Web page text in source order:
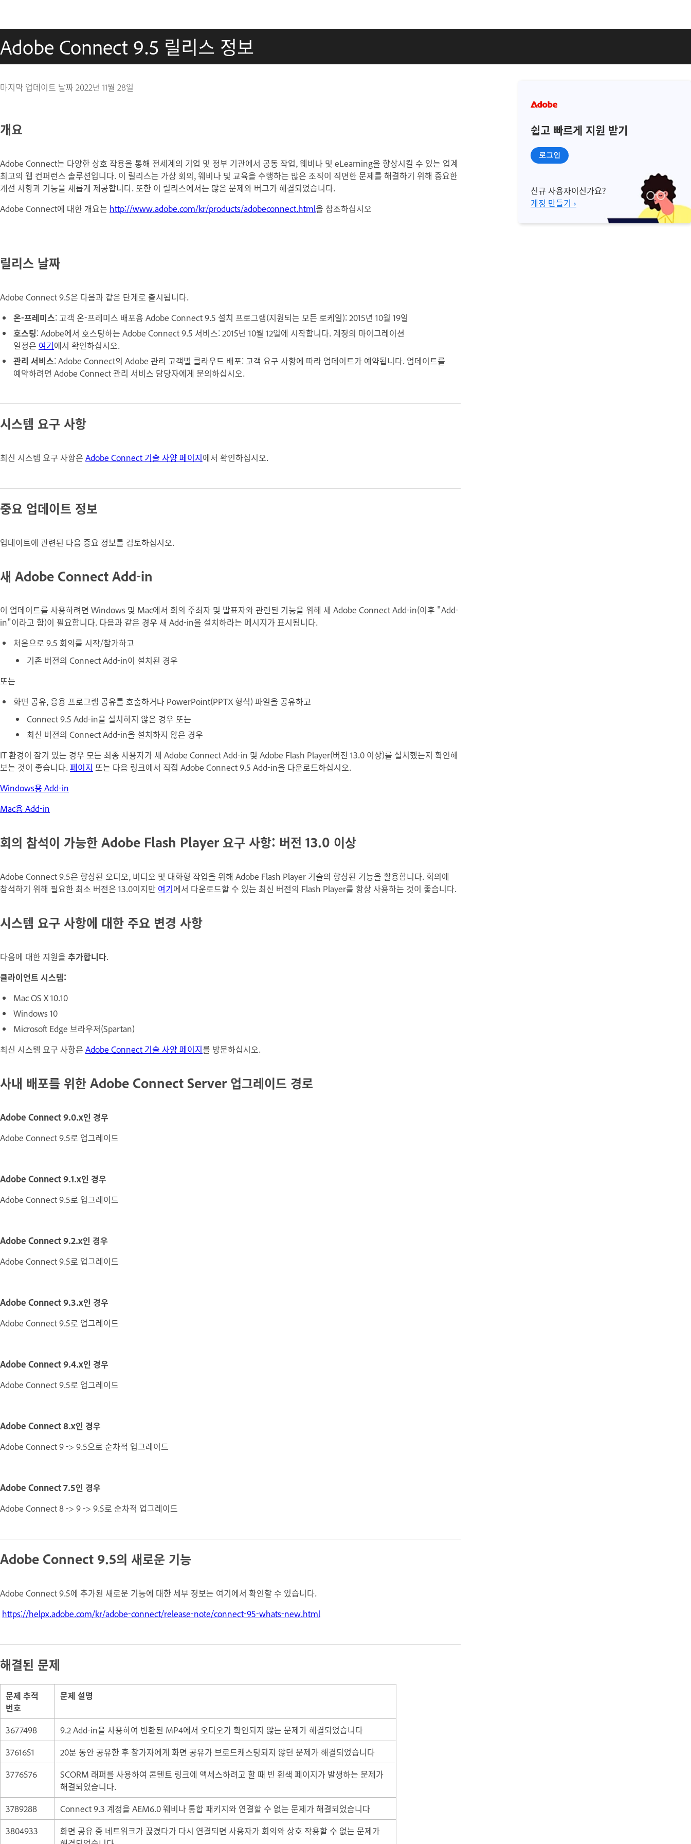
Adobe Connect 9.5 릴리스 정보
마지막 업데이트 날짜2022년 11월 28일
개요
Adobe Connect는 다양한 상호 작용을 통해 전세계의 기업 및 정부 기관에서 공동 작업, 웨비나 및 eLearning을 향상시킬 수 있는 업계
최고의 웹 컨퍼런스 솔루션입니다. 이 릴리스는 가상 회의, 웨비나 및 교육을 수행하는 많은 조직이 직면한 문제를 해결하기 위해 중요한
개선 사항과 기능을 새롭게 제공합니다. 또한 이 릴리스에서는 많은 문제와 버그가 해결되었습니다.
Adobe Connect에 대한 개요는 http://www.adobe.com/kr/products/adobeconnect.html을 참조하십시오
릴리스 날짜
Adobe Connect 9.5은 다음과 같은 단계로 출시됩니다.
온-프레미스: 고객 온-프레미스 배포용 Adobe Connect 9.5 설치 프로그램(지원되는 모든 로케일): 2015년 10월 19일
호스팅: Adobe에서 호스팅하는 Adobe Connect 9.5 서비스: 2015년 10월 12일에 시작합니다. 계정의 마이그레이션
일정은 여기에서 확인하십시오.
관리 서비스: Adobe Connect의 Adobe 관리 고객별 클라우드 배포: 고객 요구 사항에 따라 업데이트가 예약됩니다. 업데이트를
예약하려면 Adobe Connect 관리 서비스 담당자에게 문의하십시오.
시스템 요구 사항
최신 시스템 요구 사항은 Adobe Connect 기술 사양 페이지에서 확인하십시오.
중요 업데이트 정보
업데이트에 관련된 다음 중요 정보를 검토하십시오.
새 Adobe Connect Add-in
이 업데이트를 사용하려면 Windows 및 Mac에서 회의 주최자 및 발표자와 관련된 기능을 위해 새 Adobe Connect Add-in(이후 "Add-
in"이라고 함)이 필요합니다. 다음과 같은 경우 새 Add-in을 설치하라는 메시지가 표시됩니다.
처음으로 9.5 회의를 시작/참가하고
기존 버전의 Connect Add-in이 설치된 경우
또는
화면 공유, 응용 프로그램 공유를 호출하거나 PowerPoint(PPTX 형식) 파일을 공유하고
Connect 9.5 Add-in을 설치하지 않은 경우 또는
최신 버전의 Connect Add-in을 설치하지 않은 경우
IT 환경이 잠겨 있는 경우 모든 최종 사용자가 새 Adobe Connect Add-in 및 Adobe Flash Player(버전 13.0 이상)를 설치했는지 확인해
보는 것이 좋습니다.페이지 또는 다음 링크에서 직접 Adobe Connect 9.5 Add-in을 다운로드하십시오.
Windows용 Add-in
Mac용 Add-in
회의 참석이 가능한 Adobe Flash Player 요구 사항: 버전 13.0 이상
Adobe Connect 9.5은 향상된 오디오, 비디오 및 대화형 작업을 위해 Adobe Flash Player 기술의 향상된 기능을 활용합니다. 회의에
참석하기 위해 필요한 최소 버전은 13.0이지만 여기에서 다운로드할 수 있는 최신 버전의 Flash Player를 항상 사용하는 것이 좋습니다.
시스템 요구 사항에 대한 주요 변경 사항
다음에 대한 지원을 추가합니다.
클라이언트 시스템:
Mac OS X 10.10
Windows 10
Microsoft Edge 브라우저(Spartan)
최신 시스템 요구 사항은 Adobe Connect 기술 사양 페이지를 방문하십시오.
사내 배포를 위한 Adobe Connect Server 업그레이드 경로
Adobe Connect 9.0.x인 경우
Adobe Connect 9.5로 업그레이드
Adobe Connect 9.1.x인 경우
Adobe Connect 9.5로 업그레이드
Adobe Connect 9.2.x인 경우
Adobe Connect 9.5로 업그레이드
Adobe Connect 9.3.x인 경우
Adobe Connect 9.5로 업그레이드
Adobe Connect 9.4.x인 경우
Adobe Connect 9.5로 업그레이드
Adobe Connect 8.x인 경우
Adobe Connect 9 -> 9.5으로 순차적 업그레이드
Adobe Connect 7.5인 경우
Adobe Connect 8 -> 9 -> 9.5로 순차적 업그레이드
Adobe Connect 9.5의 새로운 기능
Adobe Connect 9.5에 추가된 새로운 기능에 대한 세부 정보는 여기에서 확인할 수 있습니다.
https://helpx.adobe.com/kr/adobe-connect/release-note/connect-95-whats-new.html
해결된 문제
문제 추적
번호
문제 설명
3677498
9.2 Add-in을 사용하여 변환된 MP4에서 오디오가 확인되지 않는 문제가 해결되었습니다
3761651
20분 동안 공유한 후 참가자에게 화면 공유가 브로드캐스팅되지 않던 문제가 해결되었습니다
3776576
SCORM 래퍼를 사용하여 콘텐트 링크에 액세스하려고 할 때 빈 흰색 페이지가 발생하는 문제가
해결되었습니다.
3789288
Connect 9.3 계정을 AEM6.0 웨비나 통합 패키지와 연결할 수 없는 문제가 해결되었습니다
3804933
화면 공유 중 네트워크가 끊겼다가 다시 연결되면 사용자가 회의와 상호 작용할 수 없는 문제가
쉽고 빠르게 지원 받기
로그인
신규 사용자이신가요?
계정 만들기 ›